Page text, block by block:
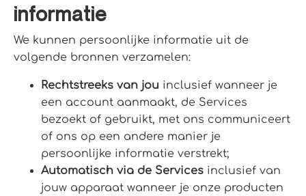
informatie
We kunnen persoonlijke informatie uit de
volgende bronnen verzamelen:
Rechtstreeks van jou inclusief wanneer je
een account aanmaakt, de Services
bezoekt of gebruikt, met ons communiceert
of ons op een andere manier je
persoonlijke informatie verstrekt;
Automatisch via de Services inclusief van
jouw apparaat wanneer je onze producten